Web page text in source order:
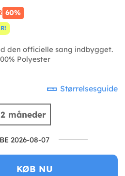
60%
den officielle sang indbygget.
Polyester
Størrelsesguide
måneder
2026-08-07
KØB NU